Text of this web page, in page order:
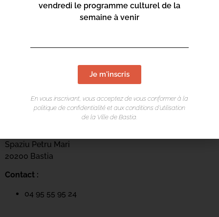
LIEU DE L'ÉVÉNEMENT
Spaziu Petru Mari
20200 Bastia
Contact :
04 95 55 95 24
vendredi le programme culturel de la
semaine à venir
Je m'inscris
En vous inscrivant, vous acceptez de vous conformer à la
politique de confidentialité et aux conditions d’utilisation
de la Ville de Bastia.